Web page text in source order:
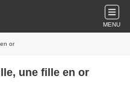
MENU
or
une fille en or